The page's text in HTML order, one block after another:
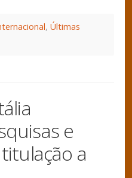
, Últimas
e
a